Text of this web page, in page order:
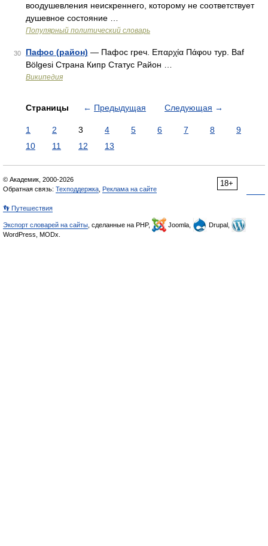
воодушевления неискреннего, которому не соответствует
душевное состояние …
Популярный политический словарь
30 Пафос (район) — Пафос греч. Επαρχία Πάφου тур. Baf
Bölgesi Страна Кипр Статус Район …
Википедия
Страницы ← Предыдущая Следующая →
1 2 3 4 5 6 7 8
9
10
11 12 13
18+
© Академик, 2000-2026
Обратная связь: Техподдержка Реклама на сайте
👣 Путешествия
Экспорт словарей на сайты , сделанные на PHP, Joomla,
Drupal,
WordPress, MODx.